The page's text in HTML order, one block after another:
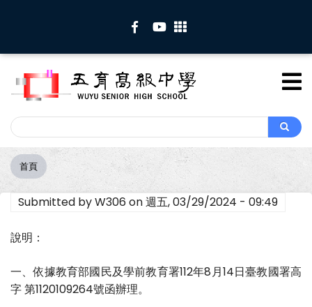
內
Search
Search
導
航
連
首頁
Submitted byW306 on週五, 03/29/2024 - 09:49
說明：
一、依據教育部國民及學前教育署112年8月14日臺教國署高
字 第1120109264號函辦理。